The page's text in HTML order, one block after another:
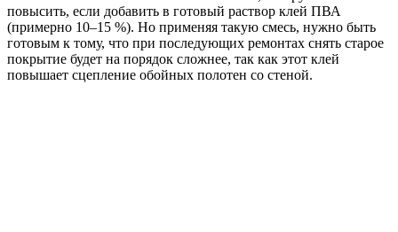
повысить, если добавить в готовый раствор клей ПВА
(примерно 10–15 %). Но применяя такую смесь, нужно быть
готовым к тому, что при последующих ремонтах снять старое
покрытие будет на порядок сложнее, так как этот клей
повышает сцепление обойных полотен со стеной.